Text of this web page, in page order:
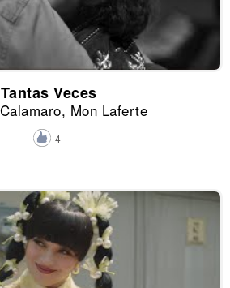
Tantas Veces
Mon Laferte
4